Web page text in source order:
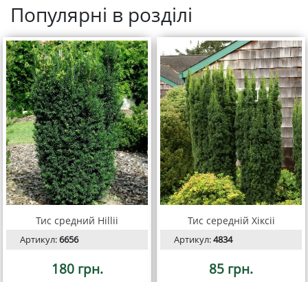
Популярні в розділі
Тис средний Hillii
Артикул:6656
180 грн.
Тис середній Хіксіі
Артикул:4834
85 грн.